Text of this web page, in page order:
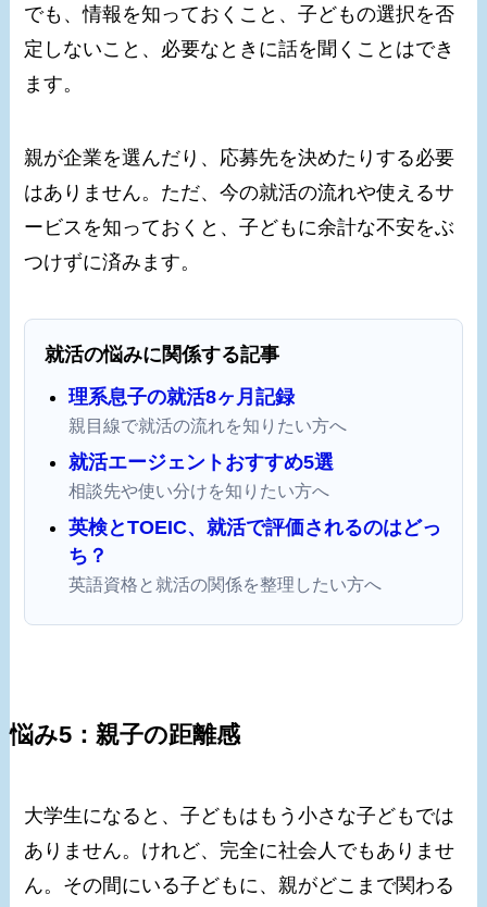
でも、情報を知っておくこと、子どもの選択を否
定しないこと、必要なときに話を聞くことはでき
ます。
親が企業を選んだり、応募先を決めたりする必要
はありません。ただ、今の就活の流れや使えるサ
ービスを知っておくと、子どもに余計な不安をぶ
つけずに済みます。
就活の悩みに関係する記事
理系息子の就活8ヶ月記録
親目線で就活の流れを知りたい方へ
就活エージェントおすすめ5選
相談先や使い分けを知りたい方へ
英検とTOEIC、就活で評価されるのはどっ
ち？
英語資格と就活の関係を整理したい方へ
悩み5：親子の距離感
大学生になると、子どもはもう小さな子どもでは
ありません。けれど、完全に社会人でもありませ
ん。その間にいる子どもに、親がどこまで関わる